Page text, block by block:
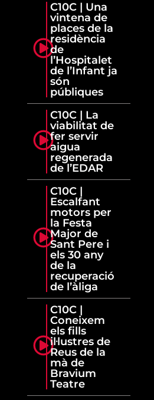
C10C | Una
vintena de
places de la
residència
de
l’Hospitalet
de l’Infant ja
són
públiques
C10C | La
viabilitat de
fer servir
aigua
regenerada
de l’EDAR
C10C |
Escalfant
motors per
la Festa
Major de
Sant Pere i
els 30 any
de la
recuperació
de l’àliga
C10C |
Coneixem
els fills
il·lustres de
Reus de la
mà de
Bravium
Teatre